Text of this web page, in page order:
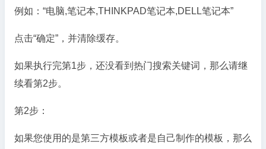
例如：“电脑,笔记本,THINKPAD笔记本,DELL笔记本”
点击“确定”，并清除缓存。
如果执行完第1步，还没看到热门搜索关键词，那么请继
续看第2步。
第2步：
如果您使用的是第三方模板或者是自己制作的模板，那么